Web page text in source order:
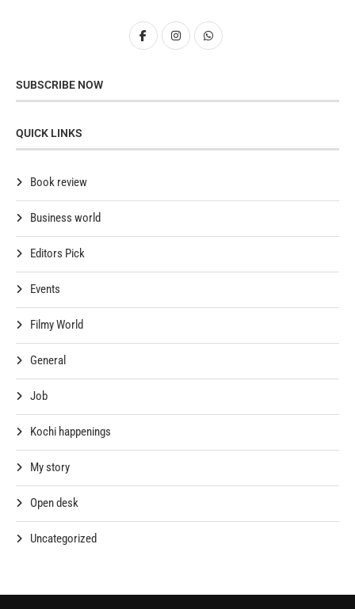
SUBSCRIBE NOW
QUICK LINKS
Book review
Business world
Editors Pick
Events
Filmy World
General
Job
Kochi happenings
My story
Open desk
Uncategorized